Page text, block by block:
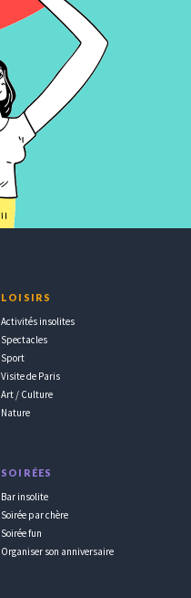
LOISIRS
Activités insolites
Spectacles
Sport
Visite de Paris
Art / Culture
Nature
SOIRÉES
Bar insolite
Soirée par chère
Soirée fun
Organiser son anniversaire